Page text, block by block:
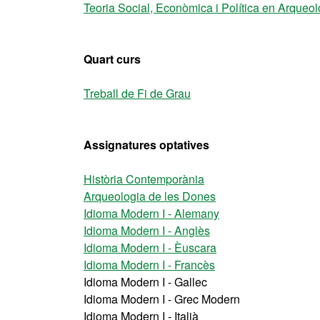
Teoria Social, Econòmica i Política en
Quart curs
Treball de Fi de Grau
Assignatures optatives
Història Contemporània
Arqueologia de les Dones
Idioma Modern I - Alemany
Idioma Modern I - Anglès
Idioma Modern I - Èuscara
Idioma Modern I - Francès
Idioma Modern I - Gallec
Idioma Modern I - Grec Modern
Idioma Modern I - Italià